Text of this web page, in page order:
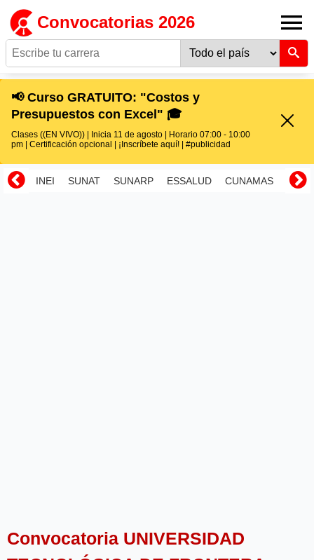
Convocatorias 2026
📢 Curso GRATUITO: "Costos y
Presupuestos con Excel" 🎓
Clases ((EN VIVO)) | Inicia 11 de agosto | Horario 07:00 - 10:00
pm | Certificación opcional | ¡Inscríbete aquí! | #publicidad
INEI SUNAT SUNARP ESSALUD CUNAMAS
Convocatoria UNIVERSIDAD